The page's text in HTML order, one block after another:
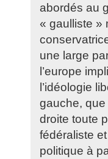
abordés au
« gaulliste »
une large
l’europe
l’idéologie
gauche, que
droite toute
fédéraliste
politique à